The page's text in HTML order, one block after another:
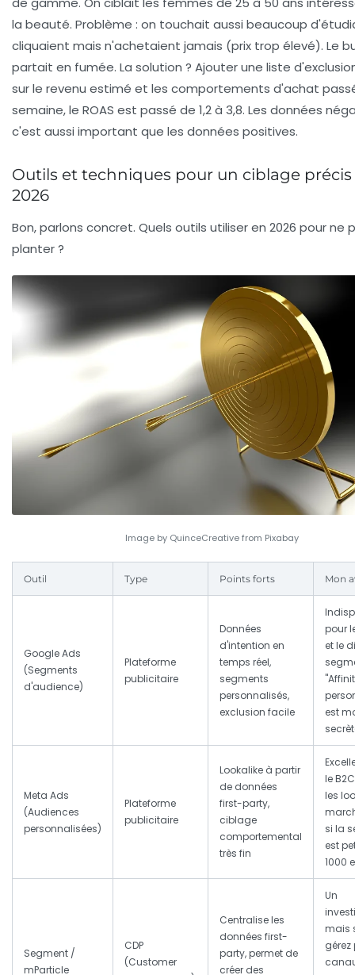
la beauté. Problème : on touchait aussi beaucoup
cliquaient mais n'achetaient jamais (prix trop élevé). Le
partait en fumée. La solution ? Ajouter une liste
sur le revenu estimé et les comportements d'achat
semaine, le ROAS est passé de 1,2 à 3,8. Les données
c'est aussi important que les données positives.
Outils et techniques pour un ciblage
2026
Bon, parlons concret. Quels outils utiliser en 2026 pour ne
planter ?
Image by QuinceCreative from Pixabay
Outil Type Points forts Mon
Google Ads
(Segments
d'audience)
Plateforme
publicitaire
Données
d'intention en
temps réel,
segments
personnalisés,
exclusion facile
pour
et le
est
Meta Ads
(Audiences
personnalisées)
Plateforme
publicitaire
Lookalike à partir
de données
first-party,
ciblage
comportemental
très fin
le
les
si la
est
1000
Segment /
mParticle
CDP
(Customer
Centralise les
données first-
party, permet de
créer des
Un
mais
gérez